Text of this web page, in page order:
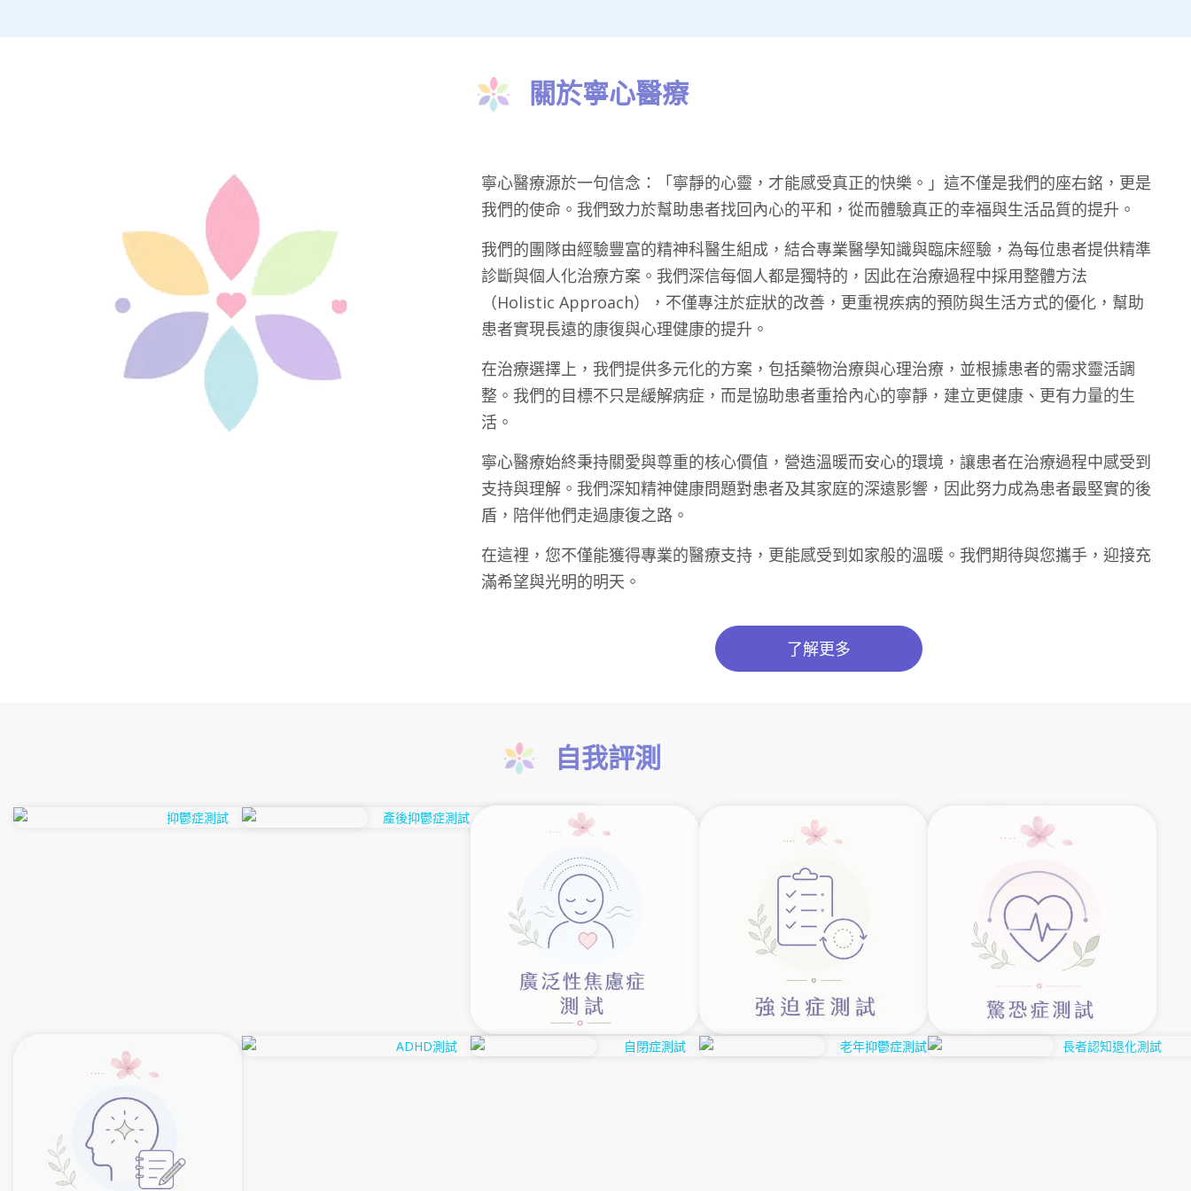
關於寧心醫療
寧心醫療源於一句信念：「寧靜的心靈，才能感受真正的快樂。」這不僅是我們的座右銘，更是
我們的使命。我們致力於幫助患者找回內心的平和，從而體驗真正的幸福與生活品質的提升。
我們的團隊由經驗豐富的精神科醫生組成，結合專業醫學知識與臨床經驗，為每位患者提供精準
診斷與個人化治療方案。我們深信每個人都是獨特的，因此在治療過程中採用整體方法
（Holistic Approach），不僅專注於症狀的改善，更重視疾病的預防與生活方式的優化，幫助
患者實現長遠的康復與心理健康的提升。
在治療選擇上，我們提供多元化的方案，包括藥物治療與心理治療，並根據患者的需求靈活調
整。我們的目標不只是緩解病症，而是協助患者重拾內心的寧靜，建立更健康、更有力量的生
活。
寧心醫療始終秉持關愛與尊重的核心價值，營造溫暖而安心的環境，讓患者在治療過程中感受到
支持與理解。我們深知精神健康問題對患者及其家庭的深遠影響，因此努力成為患者最堅實的後
盾，陪伴他們走過康復之路。
在這裡，您不僅能獲得專業的醫療支持，更能感受到如家般的溫暖。我們期待與您攜手，迎接充
滿希望與光明的明天。
了解更多
自我評測